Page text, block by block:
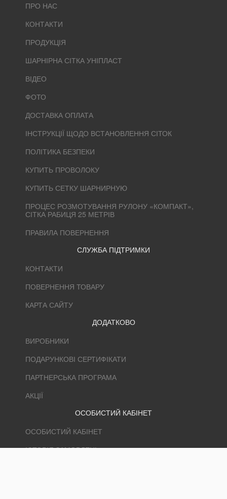
ПРО НАС
КОНТАКТИ
ПРОДУКЦІЯ
ШАРНІРНА СІТКА УНІПЛАСТ
ВІДЕО
ФОТО
ДОСТАВКА ОПЛАТА
ІНСТРУКЦІЇ ЩОДО ВСТАНОВЛЕННЯ СІТОК
ПОЛІТИКА БЕЗПЕКИ
КУПИТЬ ПРОВОЛОКУ
КУПИТЬ СЕТКУ ШАРНИРНУЮ
ПРОЦЕС РОЗМОТУВАННЯ РУЛОНУ «КОМПАКТ»,
СІТКА РАБИЦЯ 25 МЕТРІВ
ПРАВИЛА ПОВЕРНЕННЯ
СЛУЖБА ПІДТРИМКИ
КОНТАКТИ
ПОВЕРНЕННЯ ТОВАРУ
КАРТА САЙТУ
ДОДАТКОВО
ВИРОБНИКИ
ПОДАРУНКОВІ СЕРТИФІКАТИ
ПАРТНЕРСЬКА ПРОГРАМА
АКЦІЇ
ОСОБИСТИЙ КАБІНЕТ
ОСОБИСТИЙ КАБІНЕТ
ІСТОРІЯ ЗАМОВЛЕНЬ